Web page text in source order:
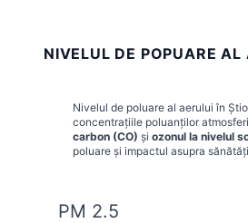
NIVELUL DE POPUARE
Nivelul de poluare al aerului în
concentrațiile poluanților
carbon (CO) și ozonul la nivelul
poluare și impactul asupra
PM 2.5